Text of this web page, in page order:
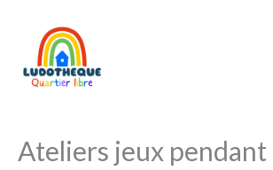
contenu
Ateliers jeux pendant